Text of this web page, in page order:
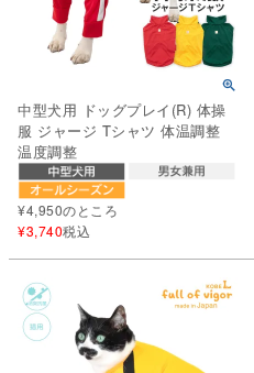
中型犬用 ドッグプレイ(R) 体操
服 ジャージ Tシャツ 体温調整
温度調整
¥4,950のところ
¥3,740税込